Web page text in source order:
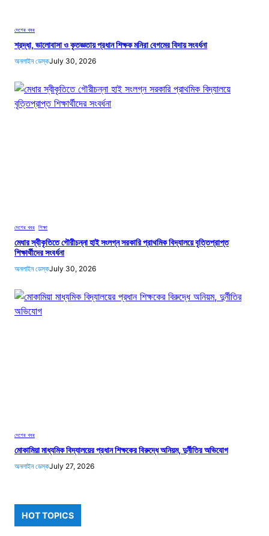
দেশের খবর
শ্রদ্ধা, ভালোবাসা ও কৃতজ্ঞতায় প্রধান শিক্ষক মনিরা বেগমের বিদায় সংবর্ধনা
অনলাইন ডেস্কJuly 30, 2026
দেশের খবর শিক্ষা
মেধার স্বীকৃতিতে গৌরীচন্না হাই সংলগ্ন সরকারি প্রাথমিক বিদ্যালয়ে বৃত্তিপ্রাপ্ত
শিক্ষার্থীদের সংবর্ধনা
অনলাইন ডেস্কJuly 30, 2026
দেশের খবর
মোকামিয়া মাধ্যমিক বিদ্যালয়ের প্রধান শিক্ষকের বিরুদ্ধে অনিয়ম, দুর্নীতির অভিযোগ
অনলাইন ডেস্কJuly 27, 2026
HOT TOPICS